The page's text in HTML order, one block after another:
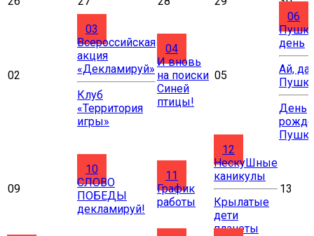
02
03
Всероссийская
акция
«Декламируй»
Клуб
«Территория
игры»
04
И вновь
на поиски
Синей
птицы!
05
06
день
Ай, да
День
09
10
СЛОВО
ПОБЕДЫ
декламируй!
11
График
работы
12
НескуШные
каникулы
Крылатые
дети
планеты
13